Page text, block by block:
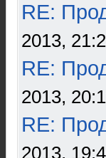
RE:
2013,
RE:
2013,
RE:
2013,